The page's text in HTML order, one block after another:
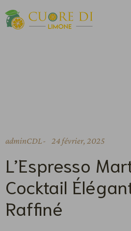
adminCDL 24 février, 2025
L’Espresso
Cocktail
Raffiné